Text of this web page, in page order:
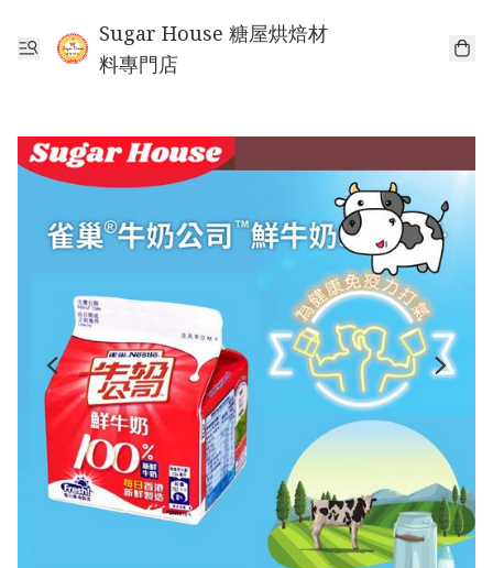
Sugar House 糖屋烘焙材
料專門店